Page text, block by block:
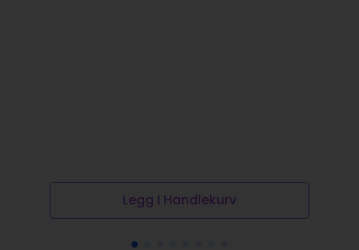
Legg I Handlekurv